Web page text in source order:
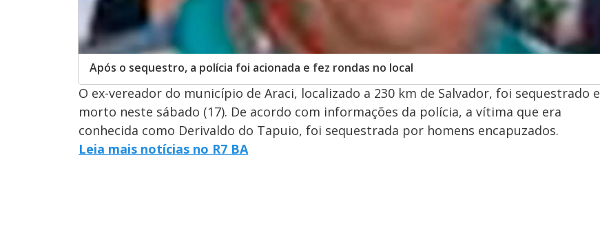
Após o sequestro, a polícia foi acionada e fez rondas no local
O ex-vereador do município de Araci, localizado a 230 km de Salvador, foi sequestrado e
morto neste sábado (17). De acordo com informações da polícia, a vítima que era
conhecida como Derivaldo do Tapuio, foi sequestrada por homens encapuzados.
Leia mais notícias no R7 BA